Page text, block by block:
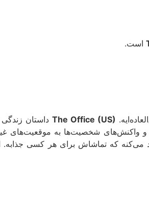
است.
The Office (US) داستان
واکنش‌های شخصیت‌ها به موقعیت‌های
می‌کنه که تماشاش برای هر کسی